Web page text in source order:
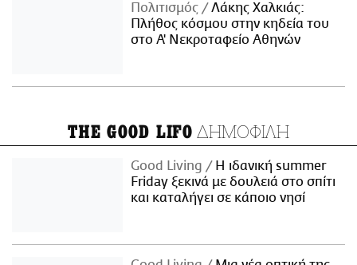
Πολιτισμός
Λάκης Χαλκιάς:
Πλήθος κόσμου στην κηδεία του
στο Α' Νεκροταφείο Αθηνών
THE GOOD LIFO ΔΗΜΟΦΙΛΗ
Good Living
Η ιδανική summer
Friday ξεκινά με δουλειά στο σπίτι
και καταλήγει σε κάποιο νησί